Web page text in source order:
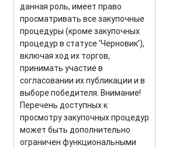
данная роль, имеет право
просматривать все закупочные
процедуры (кроме закупочных
процедур в статусе ‘Черновик’),
включая ход их торгов,
принимать участие в
согласовании их публикации и в
выборе победителя. Внимание!
Перечень доступных к
просмотру закупочных процедур
может быть дополнительно
ограничен функциональными